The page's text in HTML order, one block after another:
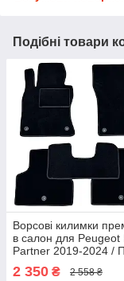
Подібні товари
Ворсові килимки
в салон для Peugeot
Partner 2019-2024 /
Ріфтер килимки
2 350 ₴ 2 558 ₴